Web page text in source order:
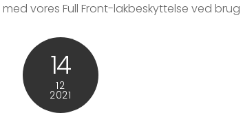
vores Full Front-lakbeskyttelse ved brug
14
12
2021